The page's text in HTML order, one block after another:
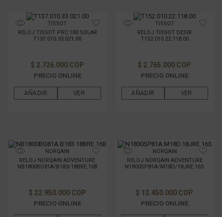
TISSOT
RELOJ TISSOT PRC 100 SOLAR
T137.010.33.021.00
$ 2.726.000 COP
PRECIO ONLINE
AÑADIR VER
TISSOT
RELOJ TISSOT DESIR
T152.010.22.118.00
$ 2.765.000 COP
PRECIO ONLINE
AÑADIR VER
NORQAIN
RELOJ NORQAIN ADVENTURE
NB1800BG81A/B183/18BRE.16B
$ 22.950.000 COP
PRECIO ONLINE
NORQAIN
RELOJ NORQAIN ADVENTURE
N1800SP81A/M18D/18JRE.16S
$ 12.450.000 COP
PRECIO ONLINE